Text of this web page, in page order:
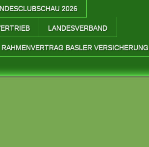
2026
LANDESVERBAND
RAHMENVERTRAG BASLER VERSICHERUNG